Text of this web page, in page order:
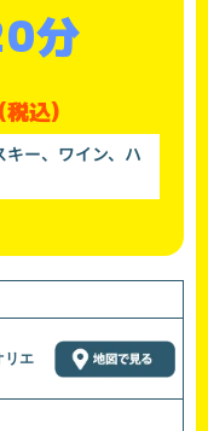
分
(税込)
キー、ワイン、ハ
リエ